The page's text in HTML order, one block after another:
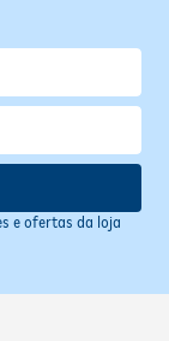
e ofertas da loja